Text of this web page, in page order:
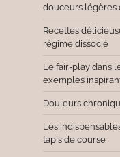
douceurs légères
Recettes
régime dissocié
Le fair-play dans
exemples
Douleurs
Les
tapis de course